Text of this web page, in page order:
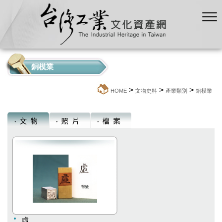
銅模業
HOME > 文物史料 > 產業類別 > 銅模業
虛